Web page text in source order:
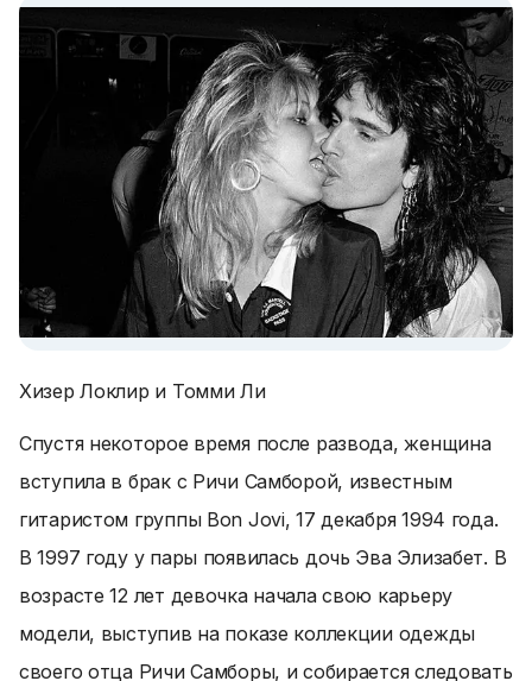
Хизер Локлир и Томми Ли
Спустя некоторое время после развода, женщина
вступила в брак с Ричи Самборой, известным
гитаристом группы Bon Jovi, 17 декабря 1994 года.
В 1997 году у пары появилась дочь Эва Элизабет. В
возрасте 12 лет девочка начала свою карьеру
модели, выступив на показе коллекции одежды
своего отца Ричи Самборы, и собирается следовать